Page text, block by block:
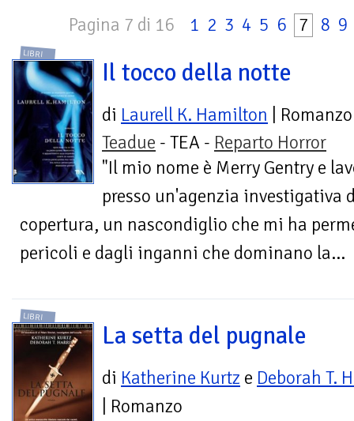
Pagina 7 di 16 1 2 3 4 5 6 7 8 9
LIBRI
Il tocco della notte
di Laurell K. Hamilton | Romanzo
Teadue - TEA - Reparto Horror
"Il mio nome è Merry Gentry e
presso un'agenzia investigativa
copertura, un nascondiglio che mi ha
pericoli e dagli inganni che dominano la...
LIBRI
La setta del pugnale
di Katherine Kurtz e Deborah T.
| Romanzo